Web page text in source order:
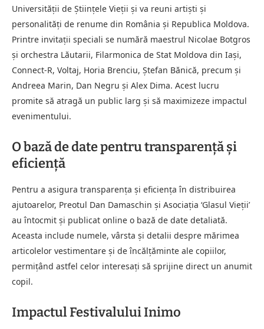
Universității de Științele Vieții și va reuni artiști și
personalități de renume din România și Republica Moldova.
Printre invitații speciali se numără maestrul Nicolae Botgros
și orchestra Lăutarii, Filarmonica de Stat Moldova din Iași,
Connect-R, Voltaj, Horia Brenciu, Ștefan Bănică, precum și
Andreea Marin, Dan Negru și Alex Dima. Acest lucru
promite să atragă un public larg și să maximizeze impactul
evenimentului.
O bază de date pentru transparență și
eficiență
Pentru a asigura transparența și eficiența în distribuirea
ajutoarelor, Preotul Dan Damaschin și Asociația ‘Glasul Vieții’
au întocmit și publicat online o bază de date detaliată.
Aceasta include numele, vârsta și detalii despre mărimea
articolelor vestimentare și de încălțăminte ale copiilor,
permițând astfel celor interesați să sprijine direct un anumit
copil.
Impactul Festivalului Inimo